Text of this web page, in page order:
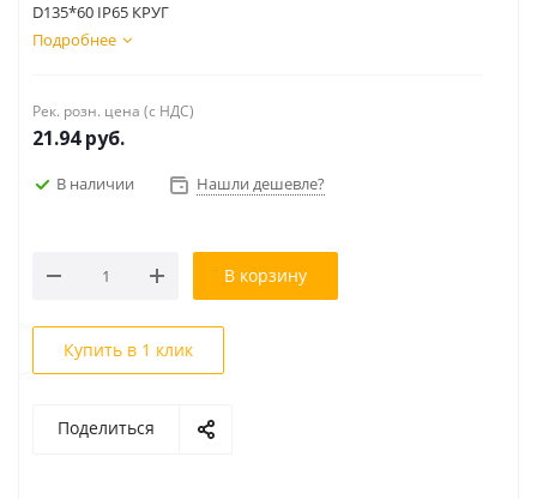
D135*60 IP65 КРУГ
Подробнее
Рек. розн. цена (с НДС)
21.94руб.
В наличии Нашли дешевле?
В корзину
Купить в 1 клик
Поделиться